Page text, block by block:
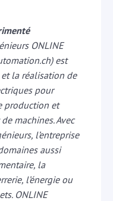
ONLINE
est
la réalisation de
pour
production et
machines. Avec
l’entreprise
aussi
la
l’énergie ou
ONLINE